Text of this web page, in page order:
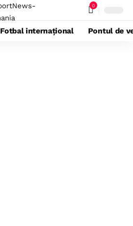
0
Fotbal internațional Pontul de